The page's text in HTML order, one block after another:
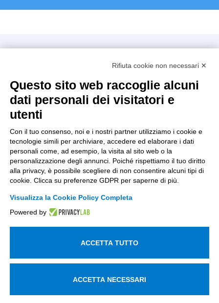
Kilometro Rosso innovation district
+39 035 0690366
info@intellimech.it
Copyright 2026, P.iva 03388700167
Seguici su
Lavora con noi
questo sito noi assumiamo che tu ne sia felice.
Rifiuta cookie non necessari ✕
Questo sito web raccoglie alcuni
dati personali dei visitatori e
utenti
Con il tuo consenso, noi e i nostri partner utilizziamo i cookie e
tecnologie simili per archiviare, accedere ed elaborare i dati
personali come, ad esempio, la visita al sito web o la
personalizzazione degli annunci. Poiché rispettiamo il tuo diritto
alla privacy, è possibile scegliere di non consentire alcuni tipi di
cookie. Clicca su preferenze GDPR per saperne di più.
Visualizza la Cookie Policy Completa
Powered by
ACCETTA TUTTO
ACCETTA NECESSARI